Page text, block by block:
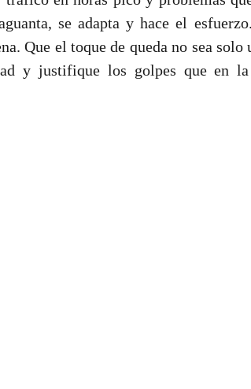
se adapta y hace el
Que el toque de queda no sea solo
y justifique los golpes que en la